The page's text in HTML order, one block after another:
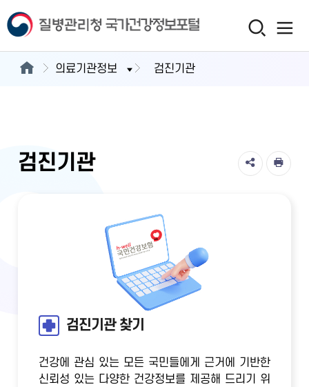
의료기관정보 검진기관
검진기관
검진기관 찾기
건강에 관심 있는 모든 국민들에게 근거에 기반한
신뢰성 있는 다양한 건강정보를 제공해 드리기 위